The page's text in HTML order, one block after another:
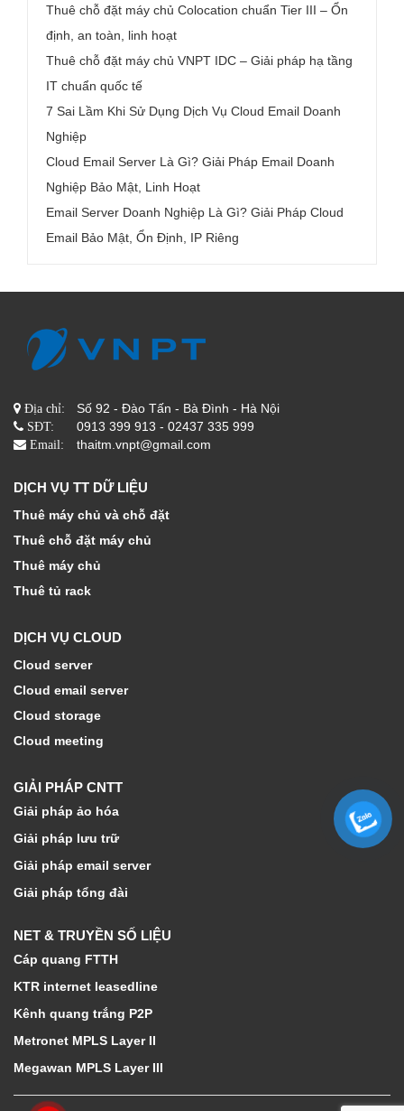
Thuê chỗ đặt máy chủ Colocation chuẩn Tier III – Ổn
định, an toàn, linh hoạt
Thuê chỗ đặt máy chủ VNPT IDC – Giải pháp hạ tầng
IT chuẩn quốc tế
7 Sai Lầm Khi Sử Dụng Dịch Vụ Cloud Email Doanh
Nghiệp
Cloud Email Server Là Gì? Giải Pháp Email Doanh
Nghiệp Bảo Mật, Linh Hoạt
Email Server Doanh Nghiệp Là Gì? Giải Pháp Cloud
Email Bảo Mật, Ổn Định, IP Riêng
Địa chỉ: Số 92 - Đào Tấn - Bà Đình - Hà Nội
SĐT: 0913 399 913 - 02437 335 999
Email: thaitm.vnpt@gmail.com
DỊCH VỤ TT DỮ LIỆU
Thuê máy chủ và chỗ đặt
Thuê chỗ đặt máy chủ
Thuê máy chủ
Thuê tủ rack
DỊCH VỤ CLOUD
Cloud server
Cloud email server
Cloud storage
Cloud meeting
GIẢI PHÁP CNTT
Giải pháp ảo hóa
Giải pháp lưu trữ
Giải pháp email server
Giải pháp tổng đài
NET & TRUYỀN SỐ LIỆU
Cáp quang FTTH
KTR internet leasedline
Kênh quang trắng P2P
Metronet MPLS Layer II
Megawan MPLS Layer III